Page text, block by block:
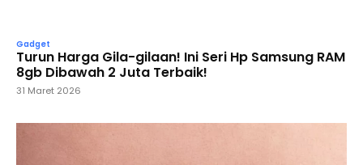
Gadget
Turun Harga Gila-gilaan! Ini Seri Hp Samsung RAM
8gb Dibawah 2 Juta Terbaik!
31 Maret 2026